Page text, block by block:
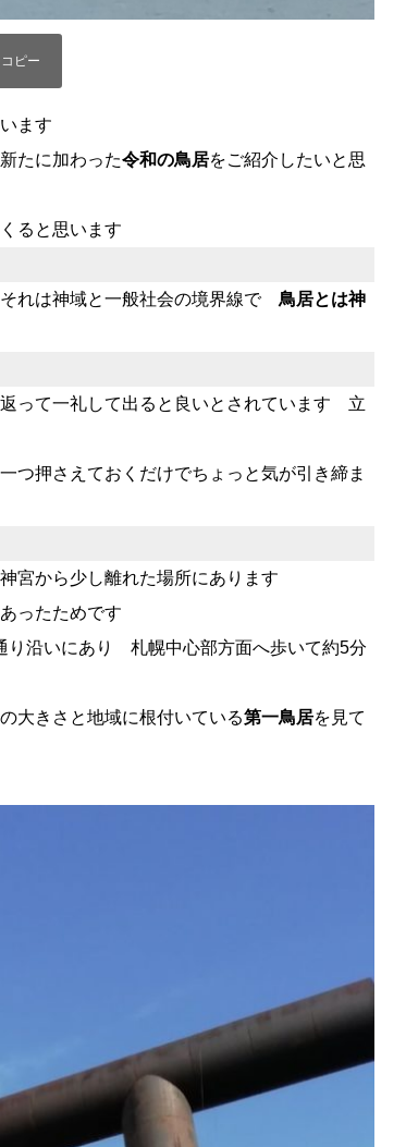
います
たに加わった令和の鳥居をご紹介したいと思
ると思います
れは神域と一般社会の境界線で 鳥居とは神
って一礼して出ると良いとされています 立
押さえておくだけでちょっと気が引き締ま
宮から少し離れた場所にあります
あったためです
り沿いにあり 札幌中心部方面へ歩いて約5分
大きさと地域に根付いている第一鳥居を見て